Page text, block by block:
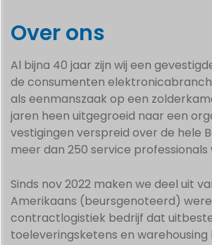
Over ons
Al bijna 40 jaar zijn wij een
de consumenten
als eenmanszaak op een
jaren heen uitgegroeid naar een
vestigingen verspreid over de hele
meer dan 250 service professionals
Sinds nov 2022 maken we deel uit
Amerikaans (beursgenoteerd)
contractlogistiek bedrijf dat
toeleveringsketens en warehousing